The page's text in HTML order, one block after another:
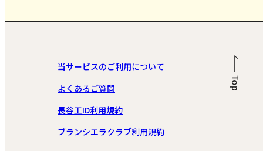
当サービスのご利用について
長谷工ID利用規約
よくあるご質問
ブランシエラクラブ利用規約